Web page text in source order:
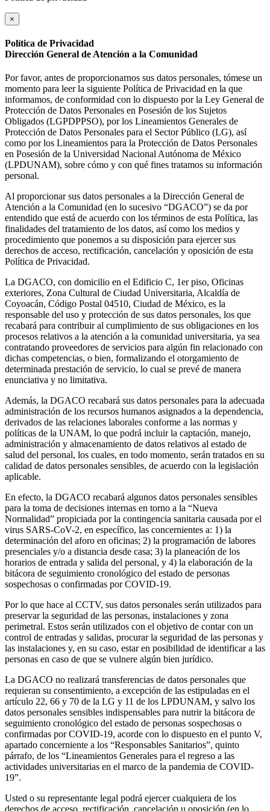
×
Política de Privacidad
Dirección General de Atención a la Comunidad
Por favor, antes de proporcionarnos sus datos personales, tómese un
momento para leer la siguiente Política de Privacidad en la que
informamos, de conformidad con lo dispuesto por la Ley General de
Protección de Datos Personales en Posesión de los Sujetos
Obligados (LGPDPPSO), por los Lineamientos Generales de
Protección de Datos Personales para el Sector Público (LG), así
como por los Lineamientos para la Protección de Datos Personales
en Posesión de la Universidad Nacional Autónoma de México
(LPDUNAM), sobre cómo y con qué fines tratamos su información
personal.
Al proporcionar sus datos personales a la Dirección General de
Atención a la Comunidad (en lo sucesivo “DGACO”) se da por
entendido que está de acuerdo con los términos de esta Política, las
finalidades del tratamiento de los datos, así como los medios y
procedimiento que ponemos a su disposición para ejercer sus
derechos de acceso, rectificación, cancelación y oposición de esta
Política de Privacidad.
La DGACO, con domicilio en el Edificio C, 1er piso, Oficinas
exteriores, Zona Cultural de Ciudad Universitaria, Alcaldía de
Coyoacán, Código Postal 04510, Ciudad de México, es la
responsable del uso y protección de sus datos personales, los que
recabará para contribuir al cumplimiento de sus obligaciones en los
procesos relativos a la atención a la comunidad universitaria, ya sea
contratando proveedores de servicios para algún fin relacionado con
dichas competencias, o bien, formalizando el otorgamiento de
determinada prestación de servicio, lo cual se prevé de manera
enunciativa y no limitativa.
Además, la DGACO recabará sus datos personales para la adecuada
administración de los recursos humanos asignados a la dependencia,
derivados de las relaciones laborales conforme a las normas y
políticas de la UNAM, lo que podrá incluir la captación, manejo,
administración y almacenamiento de datos relativos al estado de
salud del personal, los cuales, en todo momento, serán tratados en su
calidad de datos personales sensibles, de acuerdo con la legislación
aplicable.
En efecto, la DGACO recabará algunos datos personales sensibles
para la toma de decisiones internas en torno a la “Nueva
Normalidad” propiciada por la contingencia sanitaria causada por el
virus SARS-CoV-2, en específico, las concernientes a: 1) la
determinación del aforo en oficinas; 2) la programación de labores
presenciales y/o a distancia desde casa; 3) la planeación de los
horarios de entrada y salida del personal, y 4) la elaboración de la
bitácora de seguimiento cronológico del estado de personas
sospechosas o confirmadas por COVID-19.
Por lo que hace al CCTV, sus datos personales serán utilizados para
preservar la seguridad de las personas, instalaciones y zona
perimetral. Estos serán utilizados con el objetivo de contar con un
control de entradas y salidas, procurar la seguridad de las personas y
las instalaciones y, en su caso, estar en posibilidad de identificar a las
personas en caso de que se vulnere algún bien jurídico.
La DGACO no realizará transferencias de datos personales que
requieran su consentimiento, a excepción de las estipuladas en el
artículo 22, 66 y 70 de la LG y 11 de los LPDUNAM, y salvo los
datos personales sensibles indispensables para nutrir la bitácora de
seguimiento cronológico del estado de personas sospechosas o
confirmadas por COVID-19, acorde con lo dispuesto en el punto V,
apartado concerniente a los “Responsables Sanitarios”, quinto
párrafo, de los “Lineamientos Generales para el regreso a las
actividades universitarias en el marco de la pandemia de COVID-
19”.
Usted o su representante legal podrá ejercer cualquiera de los